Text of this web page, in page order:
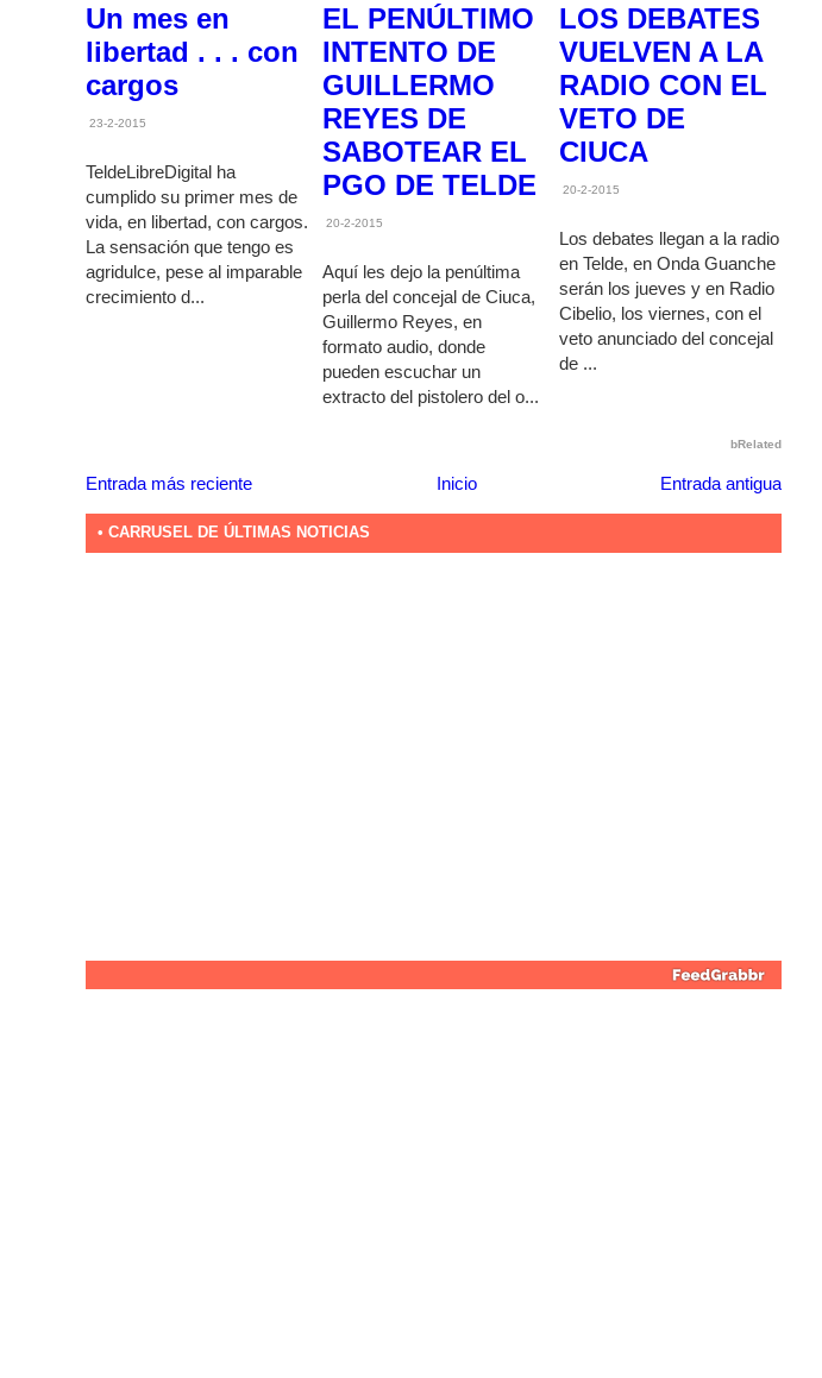
Un mes en
libertad . . . con
cargos
23-2-2015
TeldeLibreDigital ha
cumplido su primer mes de
vida, en libertad, con cargos.
La sensación que tengo es
agridulce, pese al imparable
crecimiento d...
EL PENÚLTIMO
INTENTO DE
GUILLERMO
REYES DE
SABOTEAR EL
PGO DE TELDE
20-2-2015
Aquí les dejo la penúltima
perla del concejal de Ciuca,
Guillermo Reyes, en
formato audio, donde
pueden escuchar un
extracto del pistolero del o...
LOS DEBATES
VUELVEN A LA
RADIO CON EL
VETO DE
CIUCA
20-2-2015
Los debates llegan a la radio
en Telde, en Onda Guanche
serán los jueves y en Radio
Cibelio, los viernes, con el
veto anunciado del concejal
de ...
bRelated
Entrada más reciente Entrada antigua
Inicio
• CARRUSEL DE ÚLTIMAS NOTICIAS